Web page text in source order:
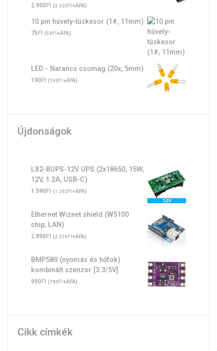
2.950Ft (2.323Ft+ÁFA)
10 pin hüvely-tüskesor (1#, 11mm)
75Ft (59Ft+ÁFA)
LED - Narancs csomag (20x, 5mm)
190Ft (150Ft+ÁFA)
Újdonságok
LX2-BUPS-12V UPS (2x18650, 15W,
12V, 1.2A, USB-C)
1.590Ft (1.252Ft+ÁFA)
Ethernet Wiznet shield (W5100
chip, LAN)
2.890Ft (2.276Ft+ÁFA)
BMP580 (nyomás és hőfok)
kombinált szenzor [3.3/5V]
990Ft (780Ft+ÁFA)
Cikk címkék